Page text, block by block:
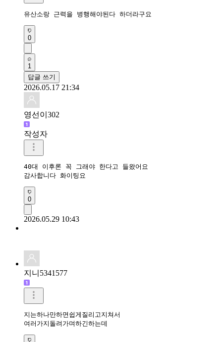
유산소랑 근력을 병행해야된다 하더라구요
0
1
답글 쓰기
2026.05.17 21:34
영선이302
작성자
40대 이후론 꼭 그래야 한다고 들왔어요
감사합니다 화이팅요
0
2026.05.29 10:43
지니5341577
지는하나만하면쉽게질리고지쳐서
여러가지돌려가며하긴하는데